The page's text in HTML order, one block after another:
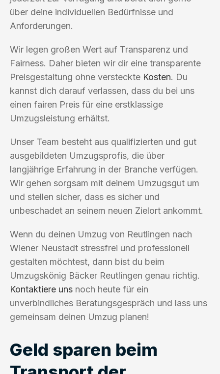
über deine individuellen Bedürfnisse und
Anforderungen.
Wir legen großen Wert auf Transparenz und
Fairness. Daher bieten wir dir eine transparente
Preisgestaltung ohne versteckte Kosten. Du
kannst dich darauf verlassen, dass du bei uns
einen fairen Preis für eine erstklassige
Umzugsleistung erhältst.
Unser Team besteht aus qualifizierten und gut
ausgebildeten Umzugsprofis, die über
langjährige Erfahrung in der Branche verfügen.
Wir gehen sorgsam mit deinem Umzugsgut um
und stellen sicher, dass es sicher und
unbeschadet an seinem neuen Zielort ankommt.
Wenn du deinen Umzug von Reutlingen nach
Wiener Neustadt stressfrei und professionell
gestalten möchtest, dann bist du beim
Umzugskönig Bäcker Reutlingen genau richtig.
Kontaktiere uns noch heute für ein
unverbindliches Beratungsgespräch und lass uns
gemeinsam deinen Umzug planen!
Geld sparen beim